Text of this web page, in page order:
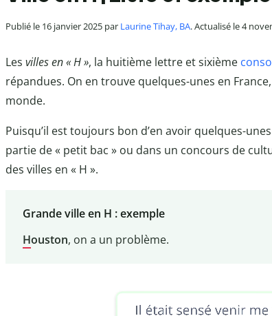
Publié le 16 janvier 2025 par Laurine Tihay, BA. Actualisé le 4
Les villes en « H », la huitième lettre et sixième
répandues. On en trouve quelques-unes en
monde.
Puisqu’il est toujours bon d’en avoir quelques-
partie de « petit bac » ou dans un concours de
des villes en « H ».
Grande ville en H : exemple
Houston, on a un problème.